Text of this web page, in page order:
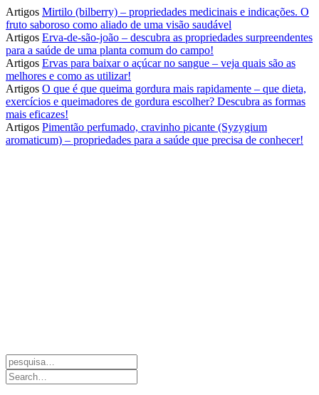
Artigos Mirtilo (bilberry) – propriedades medicinais e indicações. O
fruto saboroso como aliado de uma visão saudável
Artigos Erva-de-são-joão – descubra as propriedades surpreendentes
para a saúde de uma planta comum do campo!
Artigos Ervas para baixar o açúcar no sangue – veja quais são as
melhores e como as utilizar!
Artigos O que é que queima gordura mais rapidamente – que dieta,
exercícios e queimadores de gordura escolher? Descubra as formas
mais eficazes!
Artigos Pimentão perfumado, cravinho picante (Syzygium
aromaticum) – propriedades para a saúde que precisa de conhecer!